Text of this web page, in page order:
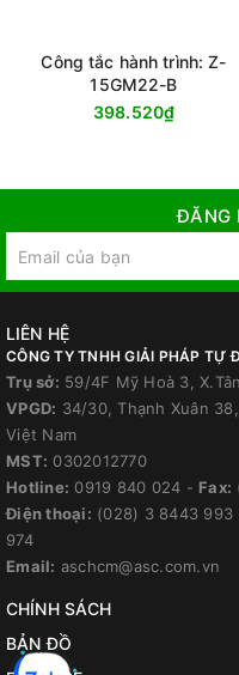
Công tắc hành trình: Z-
15GM22-B
398.520₫
ĐĂNG
LIÊN HỆ
CÔNG TY TNHH GIẢI PHÁP TỰ
Trụ sở: 59/4F Mỹ Hoà 3,
VPGD: 34/30, Thạnh Xuân
Việt Nam
MST: 0302012770
Hotline: 0919 840 024 - Fax:
Điện thoại: (028) 3 8443 993
974
Email: aschcm@asc.com.vn
CHÍNH SÁCH
BẢN ĐỒ